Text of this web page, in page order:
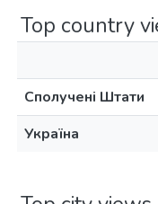
Top country
Сполучені Штати
Україна